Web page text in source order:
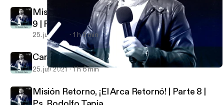
Misión Retorno, ¿Bailaras conmigo? | Parte 9 | Ps. Rodolfo Tapia
Misión Retorno, ¿Bailaras conmigo? | Parte
9 | Ps. Rodolfo Tapia
25. juli 2021 1 h 5 min
Carpe Diem | Ps. Rodolfo Tapia
25. juli 2021 1 h 6 min
Misión Retorno, ¡El Arca Retornó! | Parte 8 |